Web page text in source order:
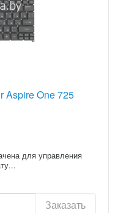
Aspire One 725
для управления
Заказать